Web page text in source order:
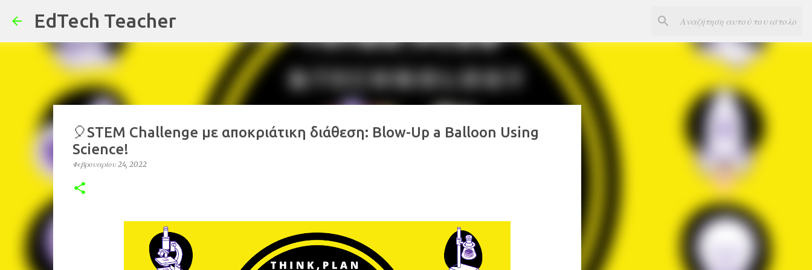
EdTech Teacher
🎈STEM Challenge με αποκριάτικη διάθεση: Blow-Up a Balloon Using
Science!
Φεβρουαρίου 24, 2022